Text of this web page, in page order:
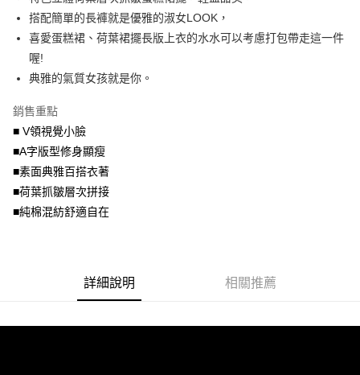
法說明評估內容。
【繳款方式說明】
1.分期款項不併入電信帳單，「大哥付你分期」於每月結算日後寄送繳費提
醒簡訊。
2.透過簡訊連結打開帳單後，可選擇「超商條碼／台灣大直營門市／銀行轉
【注意事項】
1.本服務係由「台灣大哥大股份有限公司」（以下簡稱本公司）所提供，讓
用戶於交易時，得透過本服務購買商品或服務，並由商店將買賣／分期付款
買賣價金債權讓與本公司後，依約使用本公司帳單繳交帳款。
資料（包含姓名、電話或地址）提供予台灣大哥大進項蒐集、處理及利用，
由本公司與您本人進行分期帳單所需資料之確認、核對及更正。
２．便利：只要手機號碼，簡訊認證，即可結帳。
３．安心：先確認商品／服務後，再付款。
【「AFTEE先享後付」結帳流程】
１．於結帳方式選擇「AFTEE先享後付」後，將跳轉至「AFTEE先享後付」
３．收到繳費通知簡訊後14天內，點擊此簡訊中的連結，可透過四大超商／
ATM／網路銀行／等多元方式進行付款，方視為交易完成。
※ 請注意：結帳手續完成當下不需立刻繳費，但若您需要取消訂單，請聯絡
購買商品的店家。未經商家同意取消之訂單仍視為有效，需透過AFTEE先享
後付繳納相關費用。
※ 交易是否成功請以「AFTEE先享後付 」之結帳頁面顯示為準，若有關於
是否繳費成功／繳費後需取消欲退款等相關疑問，請聯繫「AFTEE先享後付
客戶支援中心」https://netprotections.freshdesk.com/support/home
易，需依本服務之必要範圍內提供個人資料，並將交易相關給付款項請求債
權轉讓予恩沛科技股份有限公司。
全家取貨付款
每筆NT$70，滿NT$699(含以上)免運費
付款後全家取貨
每筆NT$70，滿NT$699(含以上)免運費
7-11取貨付款
每筆NT$70，滿NT$799(含以上)免運費
付款後7-11取貨
每筆NT$70，滿NT$699(含以上)免運費
搭配簡單的長褲就是優雅的淑女LOOK，
喜愛蛋糕裙、荷葉裙擺長版上衣的水水可以考慮打包帶走這一件
喔!
典雅的氣質女孩就是你。
銷售重點
■ V領視覺小臉
■A字版型修身顯瘦
■素面典雅百搭衣著
■荷葉抓皺層次拼接
■純棉混紡舒適自在
詳細說明 相關推薦